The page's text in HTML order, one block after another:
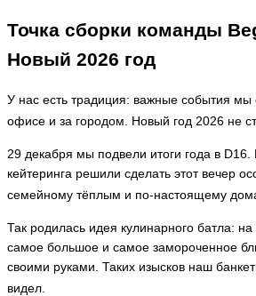
Точка сборки команды
Новый 2026 год
У нас есть традиция: важные события
офисе и за городом. Новый год 2026 не
29 декабря мы подвели итоги года в
кейтеринга решили сделать этот вечер
семейному тёплым и по-настоящему
Так родилась идея кулинарного батла:
самое большое и самое замороченное
своими руками. Таких изысков наш
видел.